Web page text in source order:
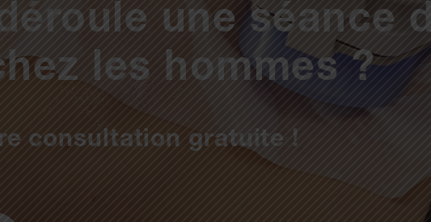
une séance
les hommes ?
consultation gratuite !